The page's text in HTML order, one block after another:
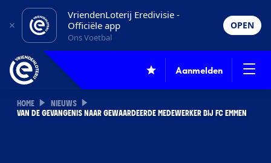
VriendenLoterij Eredivisie -
Officiële app
Ons Voetbal
OPEN
Aanmelden
HOME
NIEUWS
VAN DE GEVANGENIS NAAR GEWAARDEERDE MEDEWERKER BIJ FC EMMEN